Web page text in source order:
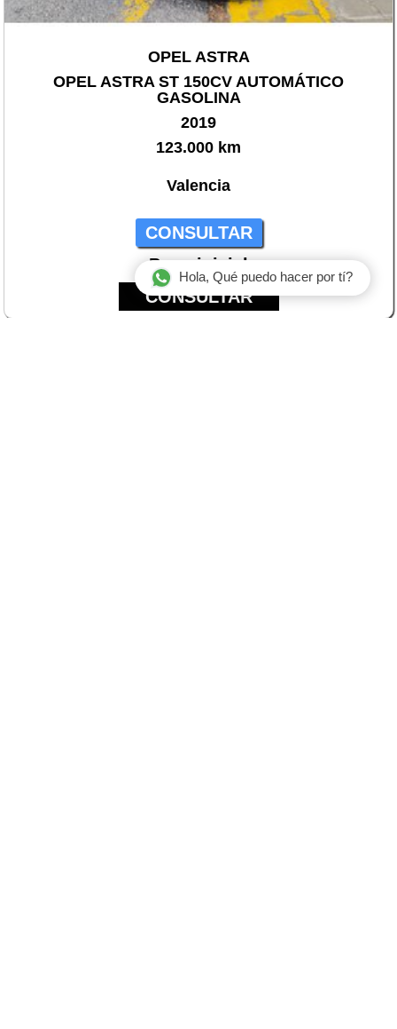
OPEL ASTRA
OPEL ASTRA ST 150CV AUTOMÁTICO
GASOLINA
2019
123.000 km
Valencia
CONSULTAR
Pago inicial
CONSULTAR
Hola, Qué puedo hacer por tí?